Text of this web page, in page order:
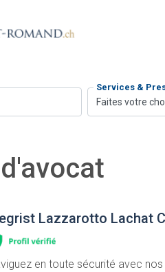
Services &
Faites votre
Lazzarotto Lachat
en toute sécurité avec